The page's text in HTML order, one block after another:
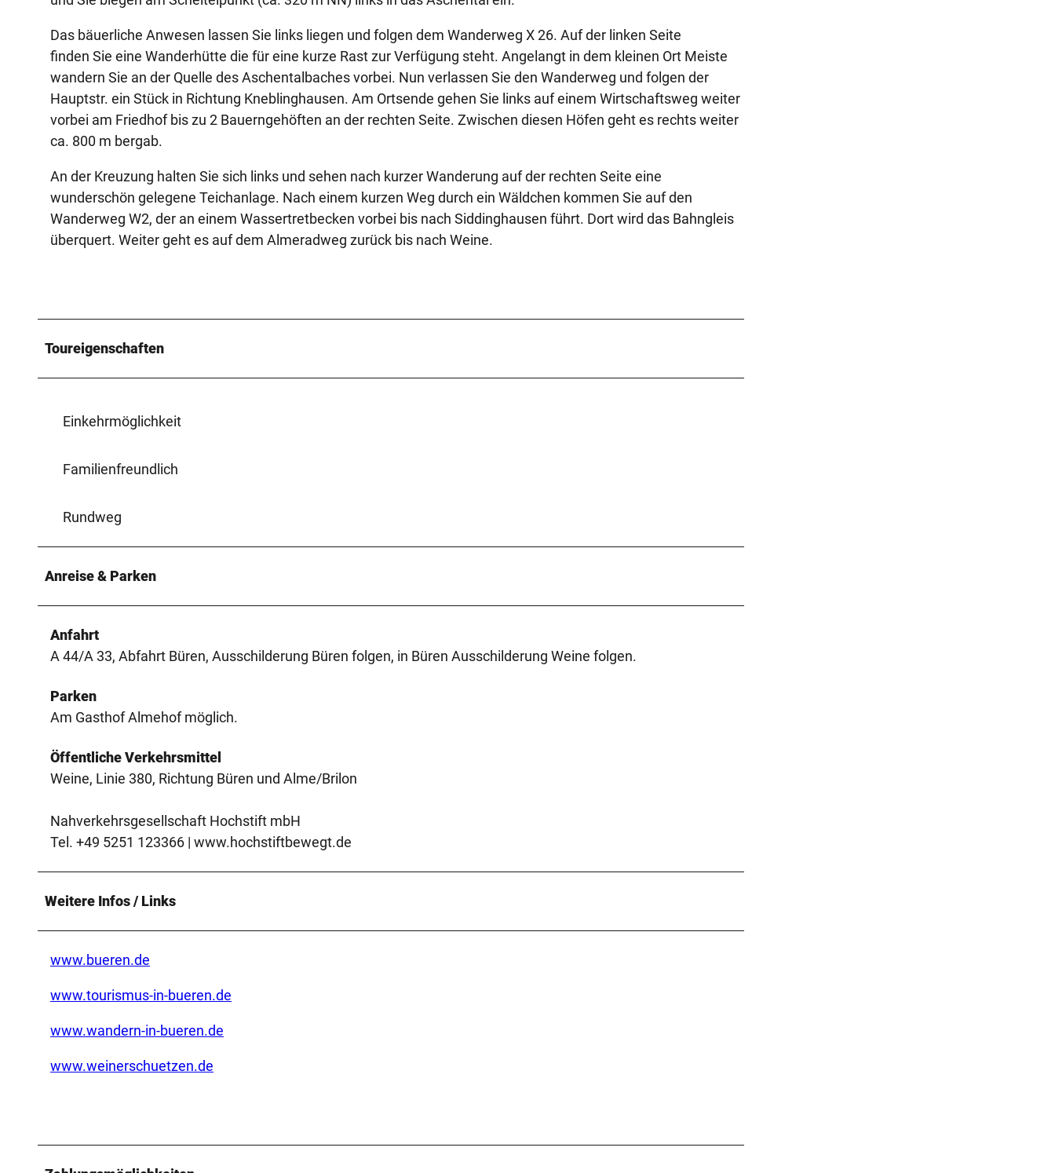
Das bäuerliche Anwesen lassen Sie links liegen und folgen dem Wanderweg X 26. Auf der linken Seite
finden Sie eine Wanderhütte die für eine kurze Rast zur Verfügung steht. Angelangt in dem kleinen Ort Meiste
wandern Sie an der Quelle des Aschentalbaches vorbei. Nun verlassen Sie den Wanderweg und folgen der
Hauptstr. ein Stück in Richtung Kneblinghausen. Am Ortsende gehen Sie links auf einem Wirtschaftsweg weiter
vorbei am Friedhof bis zu 2 Bauerngehöften an der rechten Seite. Zwischen diesen Höfen geht es rechts weiter
ca. 800 m bergab.
An der Kreuzung halten Sie sich links und sehen nach kurzer Wanderung auf der rechten Seite eine
wunderschön gelegene Teichanlage. Nach einem kurzen Weg durch ein Wäldchen kommen Sie auf den
Wanderweg W2, der an einem Wassertretbecken vorbei bis nach Siddinghausen führt. Dort wird das Bahngleis
überquert. Weiter geht es auf dem Almeradweg zurück bis nach Weine.
Toureigenschaften
Einkehrmöglichkeit
Familienfreundlich
Rundweg
Anreise & Parken
Anfahrt
A 44/A 33, Abfahrt Büren, Ausschilderung Büren folgen, in Büren Ausschilderung Weine folgen.
Parken
Am Gasthof Almehof möglich.
Öffentliche Verkehrsmittel
Weine, Linie 380, Richtung Büren und Alme/Brilon
Nahverkehrsgesellschaft Hochstift mbH
Tel. +49 5251 123366 | www.hochstiftbewegt.de
Weitere Infos / Links
www.bueren.de
www.tourismus-in-bueren.de
www.wandern-in-bueren.de
www.weinerschuetzen.de